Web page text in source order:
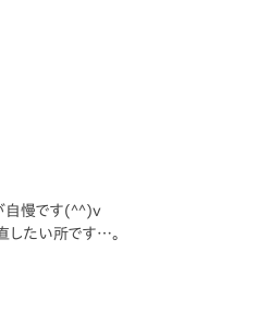
自慢です(^^)v
したい所です…。